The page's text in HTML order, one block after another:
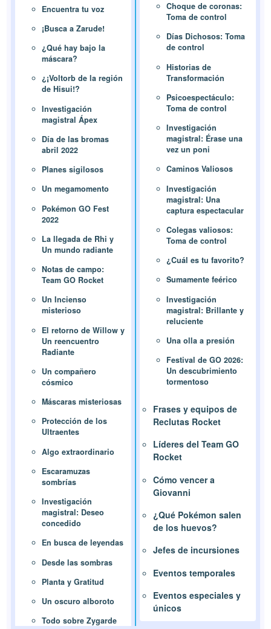
Encuentra tu voz
¡Busca a Zarude!
¿Qué hay bajo la
máscara?
¿¡Voltorb de la región
de Hisui!?
Investigación
magistral Ápex
Día de las bromas
abril 2022
Planes sigilosos
Un megamomento
Pokémon GO Fest
2022
La llegada de Rhi y
Un mundo radiante
Notas de campo:
Team GO Rocket
Un Incienso
misterioso
El retorno de Willow y
Un reencuentro
Radiante
Un compañero
cósmico
Máscaras misteriosas
Protección de los
Ultraentes
Algo extraordinario
Escaramuzas
sombrías
Investigación
magistral: Deseo
concedido
En busca de leyendas
Desde las sombras
Planta y Gratitud
Un oscuro alboroto
Todo sobre Zygarde
Choque de coronas:
Toma de control
Días Dichosos: Toma
de control
Historias de
Transformación
Psicoespectáculo:
Toma de control
Investigación
magistral: Érase una
vez un poni
Caminos Valiosos
Investigación
magistral: Una
captura espectacular
Colegas valiosos:
Toma de control
¿Cuál es tu favorito?
Sumamente feérico
Investigación
magistral: Brillante y
reluciente
Una olla a presión
Festival de GO 2026:
Un descubrimiento
tormentoso
Frases y equipos de
Reclutas Rocket
Líderes del Team GO
Rocket
Cómo vencer a
Giovanni
¿Qué Pokémon salen
de los huevos?
Jefes de incursiones
Eventos temporales
Eventos especiales y
únicos